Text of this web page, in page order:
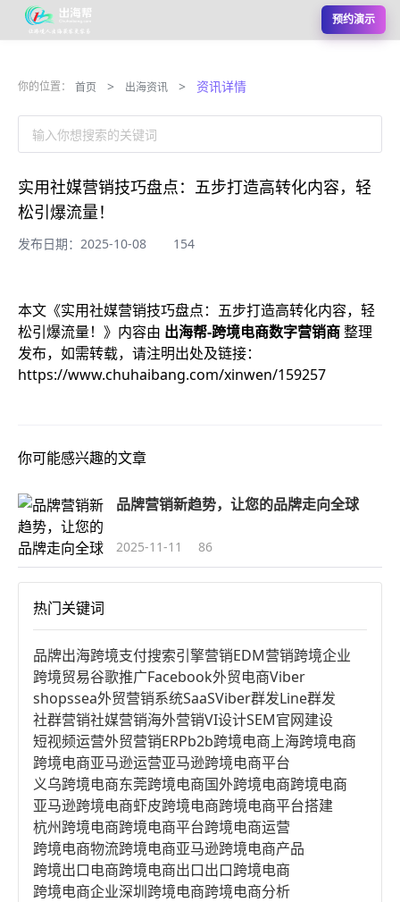
预约演示
你的位置： 首页 > 出海资讯 > 资讯详情
输入你想搜索的关键词
实用社媒营销技巧盘点：五步打造高转化内容，轻
松引爆流量！
发布日期：2025-10-08 154
本文《实用社媒营销技巧盘点：五步打造高转化内容，轻
松引爆流量！ 》内容由 出海帮-跨境电商数字营销商整理
发布，如需转载，请注明出处及链接：
https://www.chuhaibang.com/xinwen/159257
你可能感兴趣的文章
品牌营销新趋势，让您的品牌走向全球
2025-11-11 86
热门关键词
品牌出海跨境支付搜索引擎营销EDM营销跨境企业
跨境贸易谷歌推广Facebook外贸电商Viber
shopssea外贸营销系统SaaSViber群发Line群发
社群营销社媒营销海外营销VI设计SEM官网建设
短视频运营外贸营销ERPb2b跨境电商上海跨境电商
跨境电商亚马逊运营亚马逊跨境电商平台
义乌跨境电商东莞跨境电商国外跨境电商跨境电商
亚马逊跨境电商虾皮跨境电商跨境电商平台搭建
杭州跨境电商跨境电商平台跨境电商运营
跨境电商物流跨境电商亚马逊跨境电商产品
跨境出口电商跨境电商出口出口跨境电商
跨境电商企业深圳跨境电商跨境电商分析